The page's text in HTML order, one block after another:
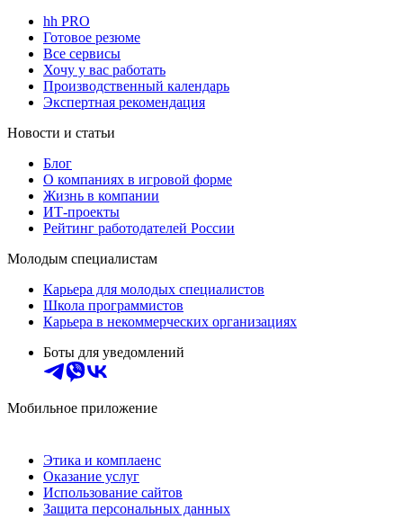
hh PRO
Готовое резюме
Все сервисы
Хочу у вас работать
Производственный календарь
Экспертная рекомендация
Новости и статьи
Блог
О компаниях в игровой форме
Жизнь в компании
ИТ-проекты
Рейтинг работодателей России
Молодым специалистам
Карьера для молодых специалистов
Школа программистов
Карьера в некоммерческих организациях
Боты для уведомлений
Мобильное приложение
Этика и комплаенс
Оказание услуг
Использование сайтов
Защита персональных данных